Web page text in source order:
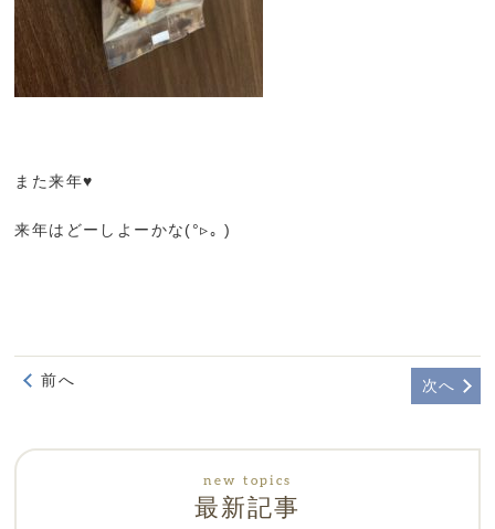
また来年♥
来年はどーしよーかな(°▹｡ )
前へ 次へ
最新記事